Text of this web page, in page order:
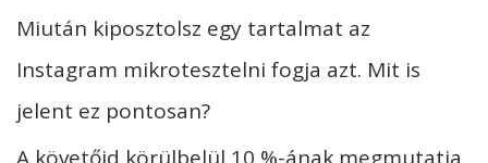
Miután kiposztolsz egy tartalmat az
Instagram mikrotesztelni fogja azt. Mit is
jelent ez pontosan?
A követőid körülbelül 10 %-ának megmutatja